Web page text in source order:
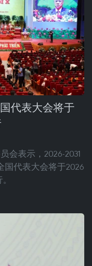
代表大会将于
会表示，2026-2031
国代表大会将于2026